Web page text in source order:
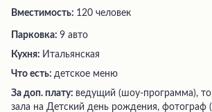
Вместимость: 120 человек
Парковка: 9 авто
Кухня: Итальянская
Что есть: детское меню
За доп. плату: ведущий (шоу-программа),
зала на Детский день рождения, фотограф